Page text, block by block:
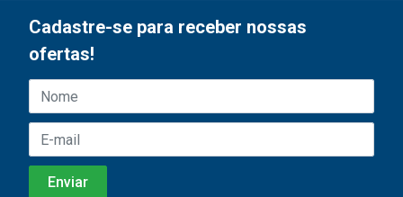
Cadastre-se para receber nossas
ofertas!